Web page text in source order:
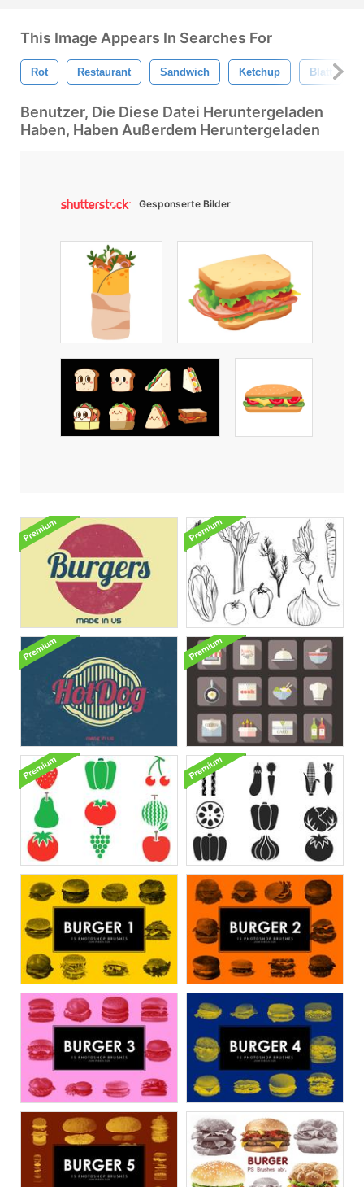
This Image Appears In Searches For
Rot Restaurant Sandwich Ketchup Blatt
Benutzer, Die Diese Datei Heruntergeladen
Haben, Haben Außerdem Heruntergeladen
Gesponserte Bilder